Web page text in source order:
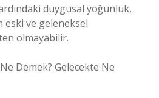
duygusal yoğunluk,
eski ve geleneksel
olmayabilir.
Demek? Gelecekte Ne